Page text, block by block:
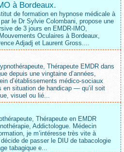
à Bordeaux.
de formation en hypnose médicale à
le Dr Sylvie Colombani, propose une
de 3 jours en EMDR-IMO,
Oculaires à Bordeaux,
Adjadj et Laurent Gross....
Thérapeute EMDR dans
depuis une vingtaine d’années,
d’établissements médico‑sociaux
en situation de handicap — qu’il soit
visuel ou lié...
Thérapeute en EMDR
Addictologue. Médecin
je m’intéresse très vite à
décide de passer le DIU de tabacologie
tabagique e...